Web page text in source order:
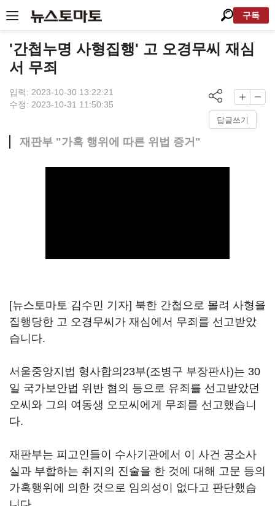
구독
'간첩누명 사형집행' 고 오경무씨 재심
서 무죄
입력: 2023-10-30 13:22:21
수정: 2023-10-31 11:50:35
답글쓰기
재판부 "가혹 행위에 따른 위법 증거"
[뉴스토마토 김수민 기자] 북한 간첩으로 몰려 사형을
집행당한 고 오경무씨가 재심에서 무죄를 선고받았
습니다.
서울중앙지법 형사합의23부(조병구 부장판사)는 30
일 국가보안법 위반 혐의 등으로 유죄를 선고받았던
오씨와 그의 여동생 오모씨에게 무죄를 선고했습니
다.
재판부는 피고인들이 수사기관에서 이 사건 공소사
실과 부합하는 취지의 진술을 한 것에 대해 고문 등의
가혹행위에 의한 것으로 임의성이 없다고 판단했습